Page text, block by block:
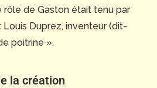
rôle de Gaston était tenu par
Duprez, inventeur (dit-
poitrine ».
la création